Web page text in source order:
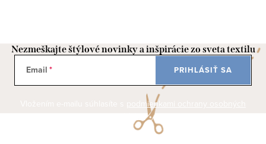
Nezmeškajte štýlové novinky a inšpirácie zo sveta textilu
Email
podmienkami ochrany osobných
údajov
PRIHLÁSIŤ SA